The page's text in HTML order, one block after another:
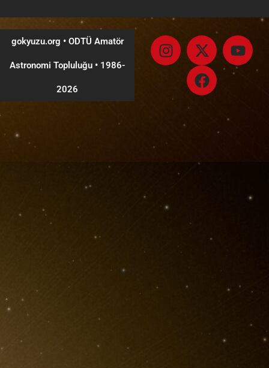
gokyuzu.org • ODTÜ Amatör
Astronomi Topluluğu •1986-
2026